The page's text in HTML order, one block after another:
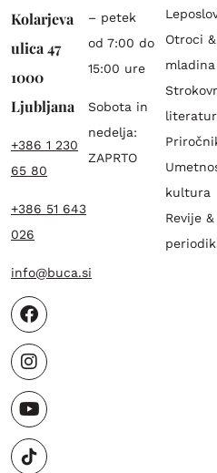
Kolarjeva
ulica 47
1000
Ljubljana
+386 1 230
65 80
+386 51 643
026
info@buca.si
– petek
od 7:00 do
15:00 ure
Sobota in
nedelja:
ZAPRTO
Otroci &
mladina
kultura
Revije &